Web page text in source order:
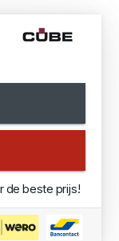
de beste prijs!